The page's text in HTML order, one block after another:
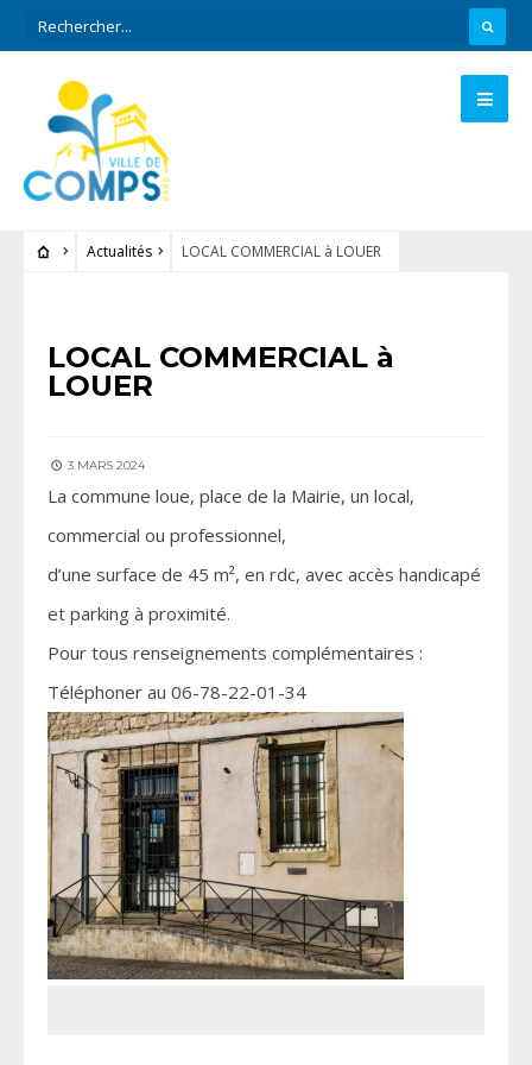
Actualités LOCAL COMMERCIAL à LOUER
LOCAL COMMERCIAL à
LOUER
3 MARS 2024
La commune loue, place de la Mairie, un local,
commercial ou professionnel,
d’une surface de 45 m², en rdc, avec accès handicapé
et parking à proximité.
Pour tous renseignements complémentaires :
Téléphoner au 06-78-22-01-34